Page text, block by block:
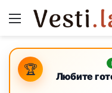
Menu
🏆 Любите